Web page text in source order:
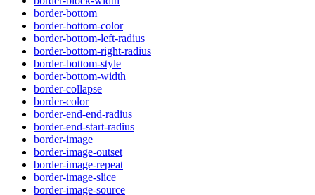
border-bottom
border-bottom-color
border-bottom-left-radius
border-bottom-right-radius
border-bottom-style
border-bottom-width
border-collapse
border-color
border-end-end-radius
border-end-start-radius
border-image
border-image-outset
border-image-repeat
border-image-slice
border-image-source